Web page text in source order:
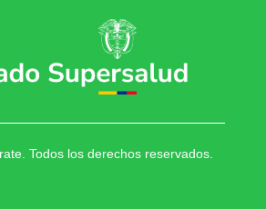
Todos los derechos reservados.